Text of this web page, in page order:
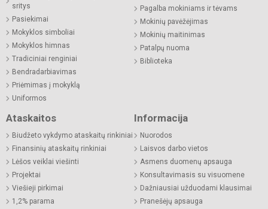
sritys
Pasiekimai
Mokyklos simboliai
Mokyklos himnas
Tradiciniai renginiai
Bendradarbiavimas
Priėmimas į mokyklą
Uniformos
Pagalba mokiniams ir tėvams
Mokinių pavėžėjimas
Mokinių maitinimas
Patalpų nuoma
Biblioteka
Ataskaitos
Biudžeto vykdymo ataskaitų rinkiniai
Finansinių ataskaitų rinkiniai
Lėšos veiklai viešinti
Projektai
Viešieji pirkimai
1,2% parama
Informacija
Nuorodos
Laisvos darbo vietos
Asmens duomenų apsauga
Konsultavimasis su visuomene
Dažniausiai užduodami klausimai
Pranešėjų apsauga